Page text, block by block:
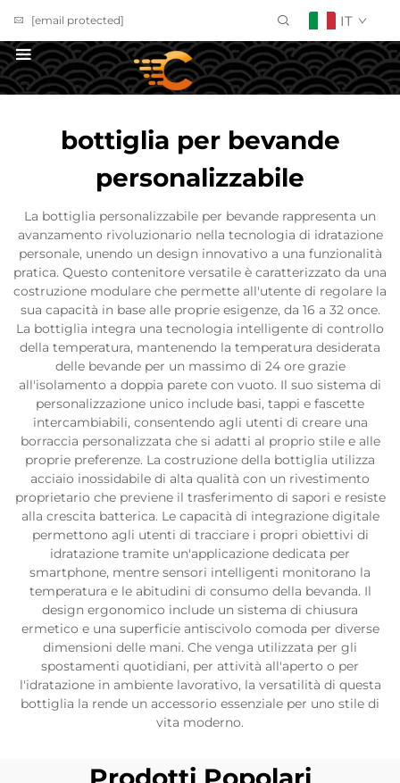
[email protected] IT
bottiglia per bevande
personalizzabile
La bottiglia personalizzabile per bevande rappresenta un
avanzamento rivoluzionario nella tecnologia di idratazione
personale, unendo un design innovativo a una funzionalità
pratica. Questo contenitore versatile è caratterizzato da una
costruzione modulare che permette all'utente di regolare la
sua capacità in base alle proprie esigenze, da 16 a 32 once.
La bottiglia integra una tecnologia intelligente di controllo
della temperatura, mantenendo la temperatura desiderata
delle bevande per un massimo di 24 ore grazie
all'isolamento a doppia parete con vuoto. Il suo sistema di
personalizzazione unico include basi, tappi e fascette
intercambiabili, consentendo agli utenti di creare una
borraccia personalizzata che si adatti al proprio stile e alle
proprie preferenze. La costruzione della bottiglia utilizza
acciaio inossidabile di alta qualità con un rivestimento
proprietario che previene il trasferimento di sapori e resiste
alla crescita batterica. Le capacità di integrazione digitale
permettono agli utenti di tracciare i propri obiettivi di
idratazione tramite un'applicazione dedicata per
smartphone, mentre sensori intelligenti monitorano la
temperatura e le abitudini di consumo della bevanda. Il
design ergonomico include un sistema di chiusura
ermetico e una superficie antiscivolo comoda per diverse
dimensioni delle mani. Che venga utilizzata per gli
spostamenti quotidiani, per attività all'aperto o per
l'idratazione in ambiente lavorativo, la versatilità di questa
bottiglia la rende un accessorio essenziale per uno stile di
vita moderno.